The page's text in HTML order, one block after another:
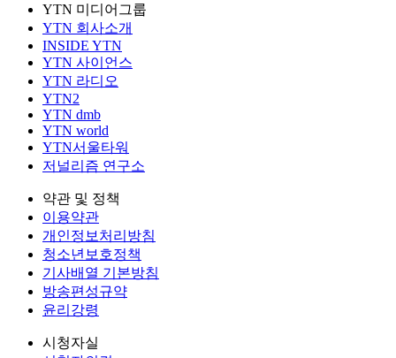
YTN 미디어그룹
YTN 회사소개
INSIDE YTN
YTN 사이언스
YTN 라디오
YTN2
YTN dmb
YTN world
YTN서울타워
저널리즘 연구소
약관 및 정책
이용약관
개인정보처리방침
청소년보호정책
기사배열 기본방침
방송편성규약
윤리강령
시청자실